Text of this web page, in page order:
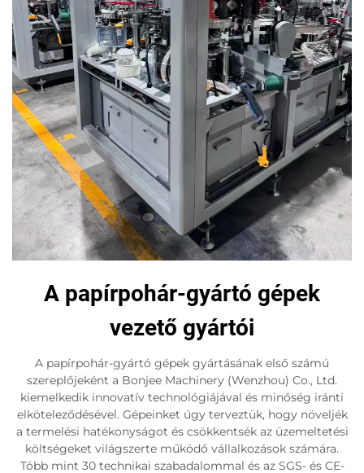
A papírpohár-gyártó gépek
vezető gyártói
A papírpohár-gyártó gépek gyártásának első számú
szereplőjeként a Bonjee Machinery (Wenzhou) Co., Ltd.
kiemelkedik innovatív technológiájával és minőség iránti
elköteleződésével. Gépeinket úgy terveztük, hogy növeljék
a termelési hatékonyságot és csökkentsék az üzemeltetési
költségeket világszerte működő vállalkozások számára.
Több mint 30 technikai szabadalommal és az SGS- és CE-